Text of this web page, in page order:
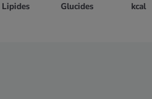
Lipides Glucides kcal